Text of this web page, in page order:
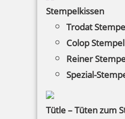
Stempelkissen
Trodat
Colop
Reiner
Spezial-
Tütle – Tüten zum
Versandinformationen
Bestellhinweise
Dateiformate
INFORMATIONEN